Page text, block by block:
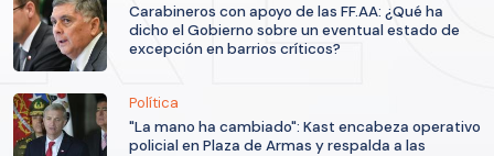
Carabineros con apoyo de las FF.AA: ¿Qué ha
dicho el Gobierno sobre un eventual estado de
excepción en barrios críticos?
Política
"La mano ha cambiado": Kast encabeza operativo
policial en Plaza de Armas y respalda a las